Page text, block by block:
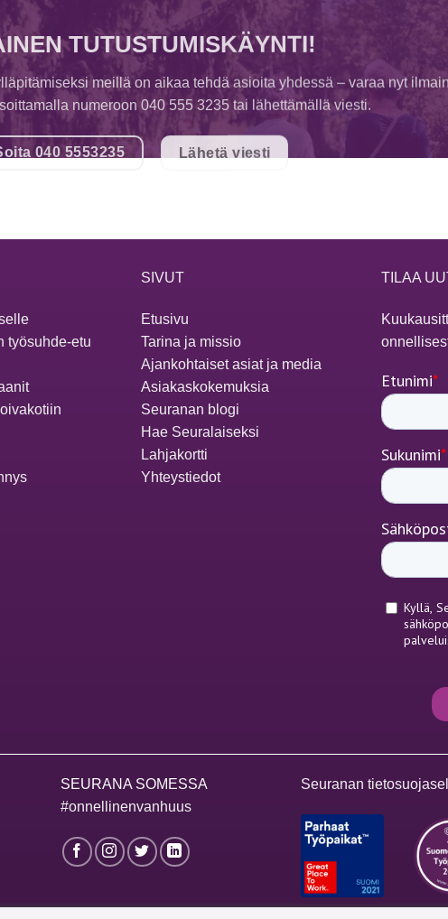
TUTUSTUMISKÄYNTI!
meillä on aikaa tehdä asioita yhdessä – varaa nyt
numeroon 040 555 3235 tai lähettämällä viesti.
040 5553235 Lähetä viesti
työsuhde-etu
SIVUT
Etusivu
Tarina ja missio
Ajankohtaiset asiat ja media
Asiakaskokemuksia
Seuranan blogi
Hae Seuralaiseksi
Lahjakortti
Yhteystiedot
TILAA
SEURANA SOMESSA
#onnellinenvanhuus
Seuranan